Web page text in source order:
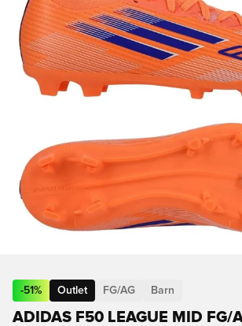
-51% Outlet FG/AG Barn
ADIDAS F50 LEAGUE MID FG/